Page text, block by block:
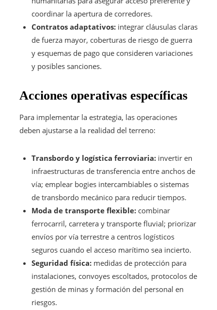
coordinar la apertura de corredores.
Contratos adaptativos: integrar cláusulas claras
de fuerza mayor, coberturas de riesgo de guerra
y esquemas de pago que consideren variaciones
y posibles sanciones.
Acciones operativas específicas
Para implementar la estrategia, las operaciones
deben ajustarse a la realidad del terreno:
Transbordo y logística ferroviaria: invertir en
infraestructuras de transferencia entre anchos de
vía; emplear bogies intercambiables o sistemas
de transbordo mecánico para reducir tiempos.
Moda de transporte flexible: combinar
ferrocarril, carretera y transporte fluvial; priorizar
envíos por vía terrestre a centros logísticos
seguros cuando el acceso marítimo sea incierto.
Seguridad física: medidas de protección para
instalaciones, convoyes escoltados, protocolos de
gestión de minas y formación del personal en
riesgos.